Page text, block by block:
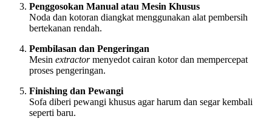
Penggosokan Manual atau Mesin Khusus
Noda dan kotoran diangkat menggunakan alat pembersih
bertekanan rendah.
Pembilasan dan Pengeringan
Mesin extractormenyedot cairan kotor dan mempercepat
proses pengeringan.
Finishing dan Pewangi
Sofa diberi pewangi khusus agar harum dan segar kembali
seperti baru.